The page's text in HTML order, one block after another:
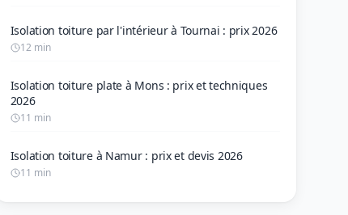
Isolation toiture par l'intérieur à Tournai : prix 2026
12 min
Isolation toiture plate à Mons : prix et techniques
2026
11 min
Isolation toiture à Namur : prix et devis 2026
11 min